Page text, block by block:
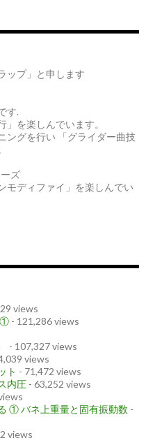
ップ」と申します
す.
を楽しんでいます。
ングを行い 「グライダー曲技
ズ
モディファイ」を楽しんでい
views
① - 121,286 views
- 107,327 views
views
ト - 71,472 views
内圧 - 63,252 views
① バネ上重量と固有振動数 -
views